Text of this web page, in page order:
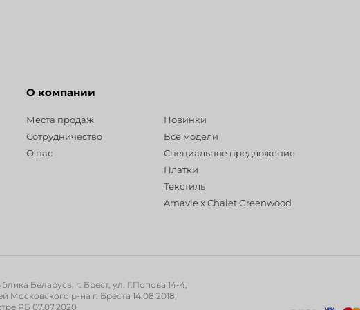
О компании
Места продаж
Сотрудничество
О нас
Новинки
Все модели
Специальное предложение
Платки
Текстиль
Amavie x Chalet Greenwood
Беларусь, г. Брест, ул. Г.Попова 14-4,
Московского р-на г. Бреста 14.08.2018,
РБ 07.07.2020